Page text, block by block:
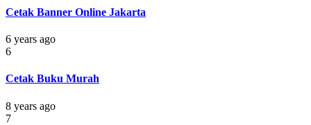
Cetak Banner Online Jakarta
6 years ago
6
Cetak Buku Murah
8 years ago
7